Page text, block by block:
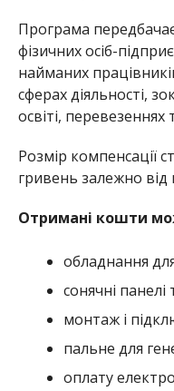
Програма
фізичних осіб-
найманих
сферах діяльності,
освіті,
Розмір компенсації
гривень залежно від
Отримані кошти
обладнання
сонячні
монтаж і
пальне для
оплату